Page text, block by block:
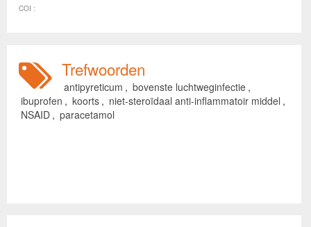
COI :
Trefwoorden
antipyreticum , bovenste luchtweginfectie ,
ibuprofen , koorts , niet-steroïdaal anti-inflammatoir middel ,
NSAID , paracetamol